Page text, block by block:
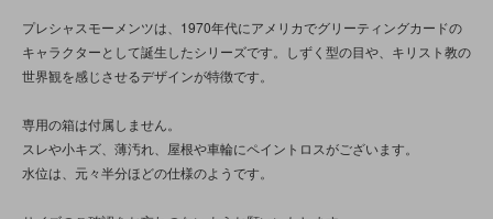
プレシャスモーメンツは、1970年代にアメリカでグリーティングカードの
キャラクターとして誕生したシリーズです。しずく型の目や、キリスト教の
世界観を感じさせるデザインが特徴です。
専用の箱は付属しません。
スレや小キズ、薄汚れ、屋根や車輪にペイントロスがございます。
水位は、元々半分ほどの仕様のようです。